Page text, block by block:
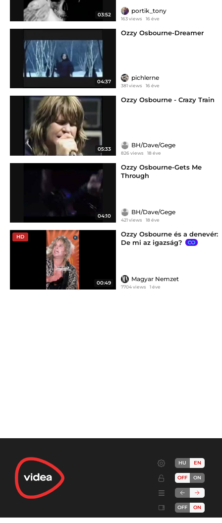
03:52
portik_tony
163 views 16 éve
04:37
Ozzy Osbourne-Dreamer
pichlerne
381 views 16 éve
05:33
Ozzy Osbourne - Crazy Train
BH/Dave/Gege
826 views 18 éve
04:10
Ozzy Osbourne-Gets Me
Through
BH/Dave/Gege
421 views 18 éve
HD
00:49
Ozzy Osbourne és a denevér:
De mi az igazság?
Magyar Nemzet
7704 views 1 éve
HU EN
OFF ON
OFF ON